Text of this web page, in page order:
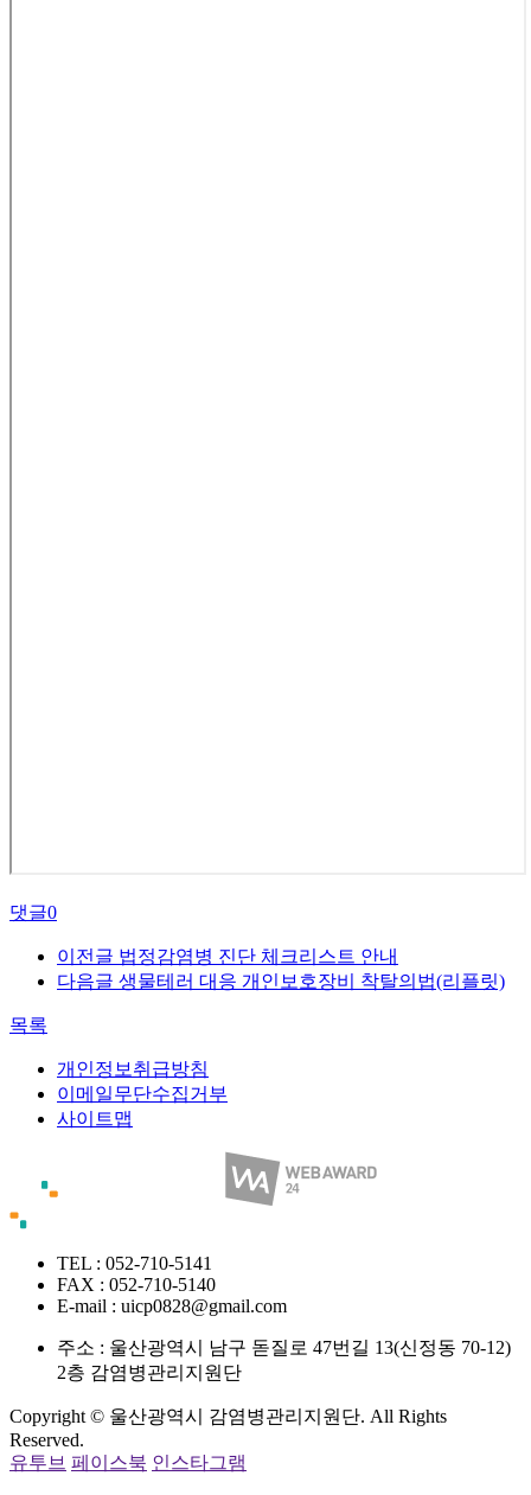
댓글0
이전글 법정감염병 진단 체크리스트 안내
다음글 생물테러 대응 개인보호장비 착탈의법(리플릿)
목록
개인정보취급방침
이메일무단수집거부
사이트맵
TEL : 052-710-5141
FAX : 052-710-5140
E-mail : uicp0828@gmail.com
주소 : 울산광역시 남구 돋질로 47번길 13(신정동 70-12)
2층 감염병관리지원단
Copyright © 울산광역시 감염병관리지원단. All Rights
Reserved.
유투브 페이스북 인스타그램